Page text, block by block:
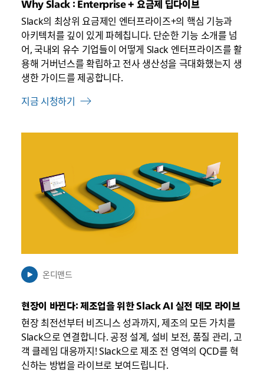
Why Slack : Enterprise + 요금제 딥다이브
Slack의 최상위 요금제인 엔터프라이즈+의 핵심 기능과
아키텍처를 깊이 있게 파헤칩니다. 단순한 기능 소개를 넘
어, 국내외 유수 기업들이 어떻게 Slack 엔터프라이즈를 활
용해 거버넌스를 확립하고 전사 생산성을 극대화했는지 생
생한 가이드를 제공합니다.
지금 시청하기
릴
수
있
온디맨드
현장이 바뀐다: 제조업을 위한 Slack AI 실전 데모 라이브
현장 최전선부터 비즈니스 성과까지, 제조의 모든 가치를
Slack으로 연결합니다. 공정 설계, 설비 보전, 품질 관리, 고
객 클레임 대응까지! Slack으로 제조 전 영역의 QCD를 혁
신하는 방법을 라이브로 보여드립니다.